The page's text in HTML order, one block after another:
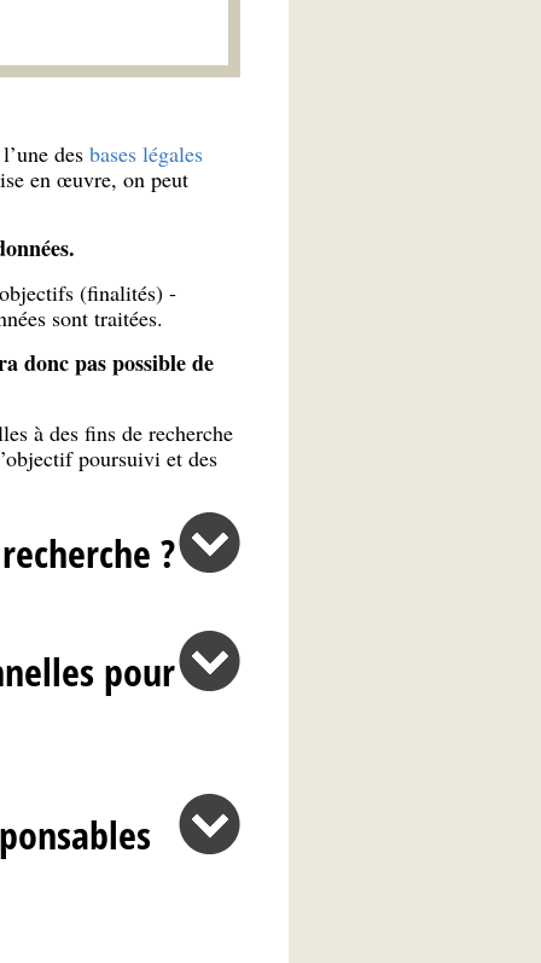
des bases légales
en œuvre, on peut
(finalités) -
sont traitées.
donc pas possible de
à des fins de recherche
poursuivi et des
?
pour